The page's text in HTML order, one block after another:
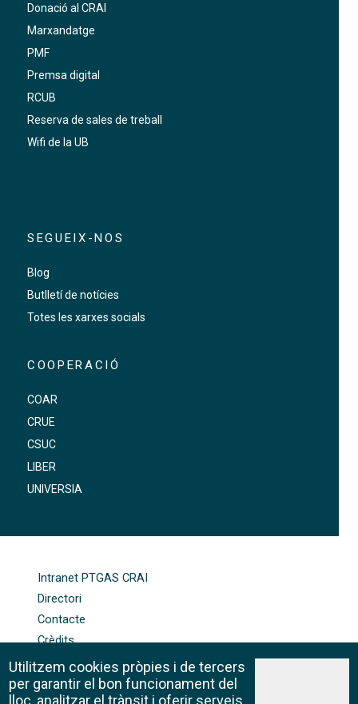
Donació al CRAI
Marxandatge
PMF
Premsa digital
RCUB
Reserva de sales de treball
Wifi de la UB
SEGUEIX-NOS
Blog
Butlletí de notícies
Totes les xarxes socials
COOPERACIÓ
COAR
CRUE
CSUC
LIBER
UNIVERSIA
Intranet PTGAS CRAI
Directori
Contacte
Crèdits
Política de galetes
Utilitzem cookies pròpies i de tercers
per garantir el bon funcionament del
lloc, analitzar el trànsit i oferir serveis